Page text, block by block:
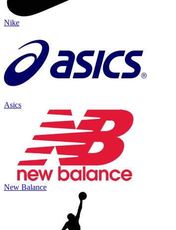
Nike
Asics
New Balance